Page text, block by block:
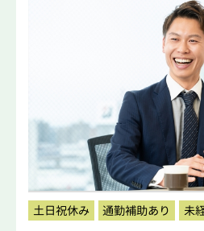
土日祝休み 通勤補助あり 未